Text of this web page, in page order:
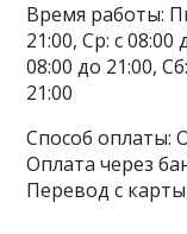
Время работы:
21:00, Ср: с 08:00
08:00 до 21:00,
21:00
Способ оплаты:
Оплата через
Перевод с